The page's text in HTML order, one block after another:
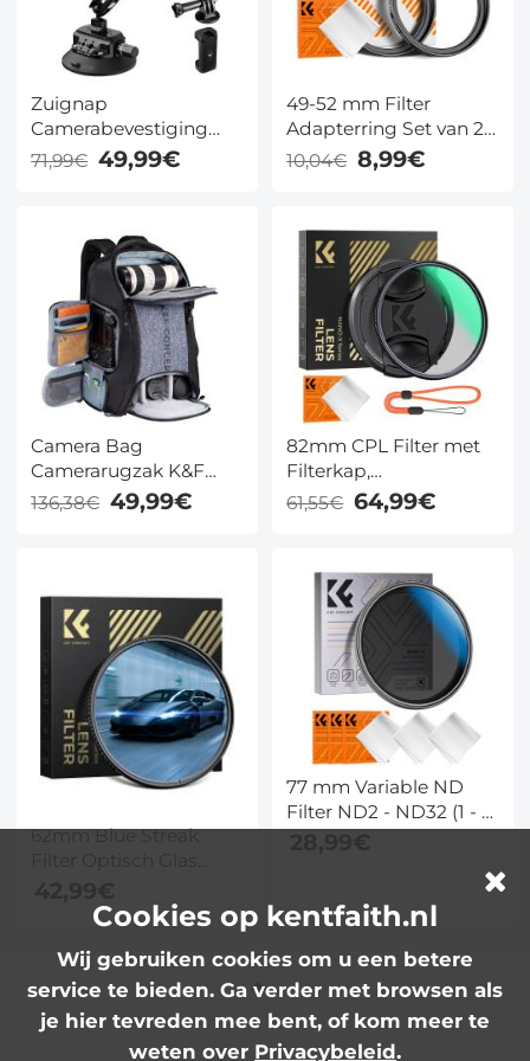
Zuignap
Camerabevestiging
(11,5 cm) met Dubbele
adapter en 3/8" naar
1/4" Schroefadapter |
MS45
71,99€ 49,99€
49-52 mm Filter
Adapterring Set van 2
met Reinigingsdoekje
10,04€ 8,99€
Camera Bag
Camerarugzak K&F
Concept Waterdichte
Cameratas Geschikt
Regenhoes Voor DSLR
Camera
136,38€ 49,99€
82mm CPL Filter met
Filterkap,
Reinigingsdoekje,
Optisch Glas, Ultrafijn
Meerlaagse Coatings -
Nano Xcel Serie
61,55€ 64,99€
62mm Blue Streak
Antikras Antireflectie
Serie
77 mm Variable ND
Filter ND2 - ND32 (1 - 5
Stops) Lensfilter
Lagen Nano Coating
Cookies op kentfaith.nl
Wij gebruiken cookies om u een betere
service te bieden. Ga verder met browsen als
je hier tevreden mee bent, of kom meer te
weten over Privacybeleid.